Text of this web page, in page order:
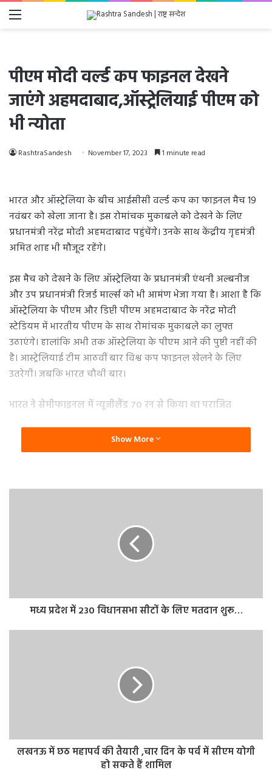
Menu
पीएम मोदी वर्ल्ड कप फाइनल देखने
जाएंगे अहमदाबाद,ऑस्ट्रेलियाई पीएम को
भी न्योता
RashtraSandesh November 17, 2023 1 minute read
भारत और ऑस्ट्रेलिया के बीच आईसीसी वर्ल्ड कप का फाइनल मैच 19
नवंबर को खेला जाना है। इस रोमांचक मुकाबले को देखने के लिए
प्रधानमंत्री नरेंद्र मोदी अहमदाबाद पहुंचेंगे। उनके साथ केंद्रीय गृहमंत्री
अमित शाह भी मौजूद रहेंगे।
इस मैच को देखने के लिए ऑस्ट्रेलिया के प्रधानमंत्री एंथनी अल्बनीज
और उप प्रधानमंत्री रिजर्ड मार्ल्स को भी आमंण भेजा गया है। आशा है कि
ऑस्ट्रेलिया के पीएम और डिप्टी पीएम अहमदाबाद के नरेंद्र मोदी
स्टेडियम में भारतीय पीएम के साथ रोमांचक मुकाबले का लुफ्त
उठाएंगे। हालांकि अभी तक ऑस्ट्रेलिया के पीएम आने की पुष्टी नहीं की
है। आस्ट्रेलियाई टीम आठवीं बार विश्व कप फाइनल खेलने के लिए
उतरेगी। जबकि भारत चौथी बार।
भारत ने सेमीफाइनल में न्यूजीलैंड 70 रन से किया था पराजित
भारत ने न्यूजीलैंड के साथ सेमीफाइनल खेलते हुए 70 रनों से हराकर
फाइनल में प्रवेश किया था। भारत ने टॉस जीतकर पहले बल्लेबाजी
आस्ट्रेलिया ने सेमीफाइनल में दक्षिण अफ्रीका को हराया
करते हुए आस्ट्रेलिया को 213 रनों का लक्ष्य दिया। इसके जवाब में
Show More
मध्य प्रदेश में 230 विधानसभा सीटों के लिए मतदान शुरू…
लखनऊ में छठ महापर्व की तैयारी ,चार दिन के पर्व में सीएम योगी
हो सकते हैं शामिल